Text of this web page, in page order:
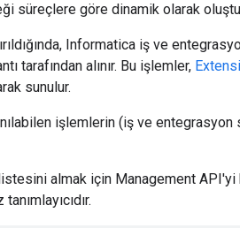
süreçlere göre dinamik olarak
Informatica iş ve
tarafından alınır. Bu işlemler,
sunulur.
işlemlerin (iş ve
almak için Management API'yi